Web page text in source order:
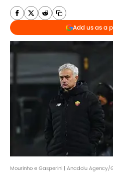
Add us as a
Mourinho e Gasperini | Anadolu Agency/